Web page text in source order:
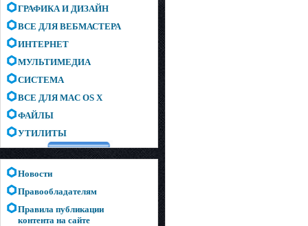
ГРАФИКА И ДИЗАЙН
ВСЕ ДЛЯ ВЕБМАСТЕРА
ИНТЕРНЕТ
МУЛЬТИМЕДИА
СИСТЕМА
ВСЕ ДЛЯ MAC OS X
ФАЙЛЫ
УТИЛИТЫ
Новости
Правообладателям
Правила публикации
контента на сайте